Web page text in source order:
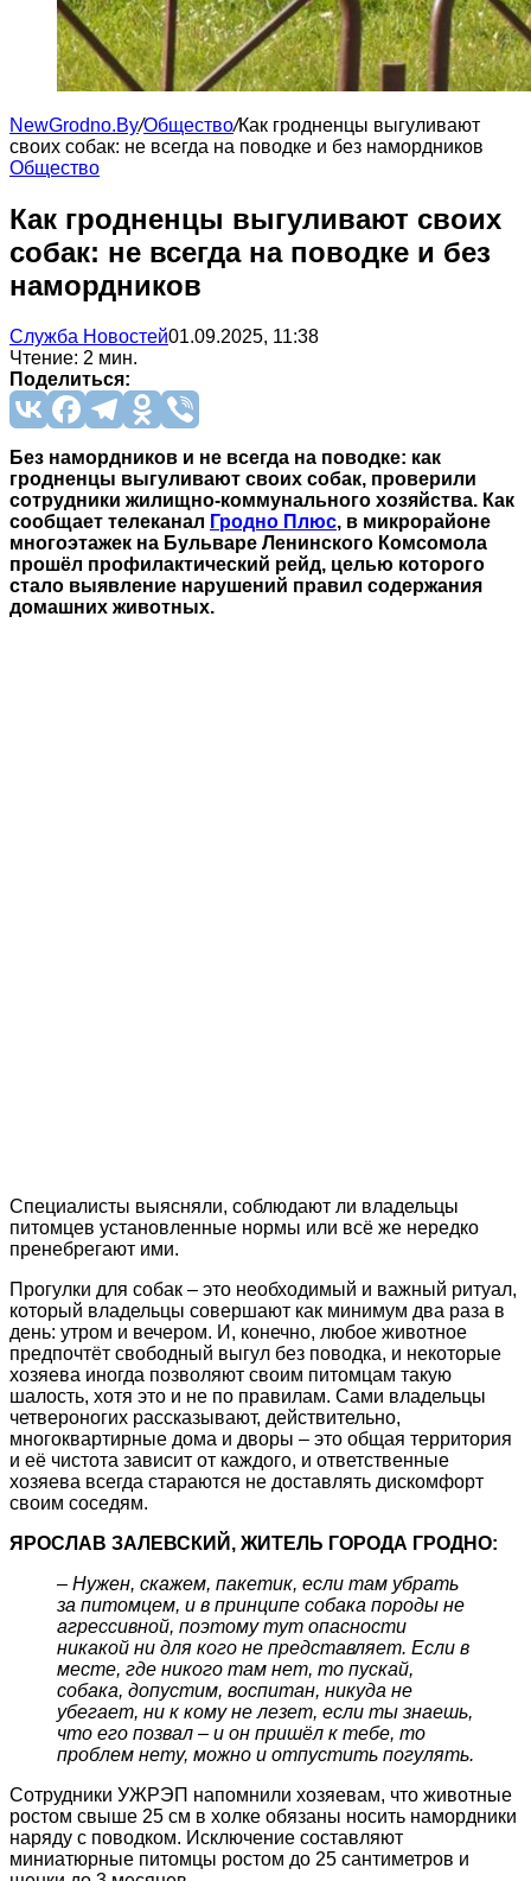
NewGrodno.By/Общество/Как гродненцы выгуливают
своих собак: не всегда на поводке и без намордников
Общество
Как гродненцы выгуливают своих
собак: не всегда на поводке и без
намордников
Служба Новостей01.09.2025, 11:38
Чтение: 2 мин.
Поделиться:
Без намордников и не всегда на поводке: как
гродненцы выгуливают своих собак, проверили
сотрудники жилищно-коммунального хозяйства. Как
сообщает телеканал Гродно Плюс, в микрорайоне
многоэтажек на Бульваре Ленинского Комсомола
прошёл профилактический рейд, целью которого
стало выявление нарушений правил содержания
домашних животных.
Специалисты выясняли, соблюдают ли владельцы
питомцев установленные нормы или всё же нередко
пренебрегают ими.
Прогулки для собак – это необходимый и важный ритуал,
который владельцы совершают как минимум два раза в
день: утром и вечером. И, конечно, любое животное
предпочтёт свободный выгул без поводка, и некоторые
хозяева иногда позволяют своим питомцам такую
шалость, хотя это и не по правилам. Сами владельцы
четвероногих рассказывают, действительно,
многоквартирные дома и дворы – это общая территория
и её чистота зависит от каждого, и ответственные
хозяева всегда стараются не доставлять дискомфорт
своим соседям.
ЯРОСЛАВ ЗАЛЕВСКИЙ, ЖИТЕЛЬ ГОРОДА ГРОДНО:
– Нужен, скажем, пакетик, если там убрать
за питомцем, и в принципе собака породы не
агрессивной, поэтому тут опасности
никакой ни для кого не представляет. Если в
месте, где никого там нет, то пускай,
собака, допустим, воспитан, никуда не
убегает, ни к кому не лезет, если ты знаешь,
что его позвал – и он пришёл к тебе, то
проблем нету, можно и отпустить погулять.
Сотрудники УЖРЭП напомнили хозяевам, что животные
ростом свыше 25 см в холке обязаны носить намордники
наряду с поводком. Исключение составляют
миниатюрные питомцы ростом до 25 сантиметров и